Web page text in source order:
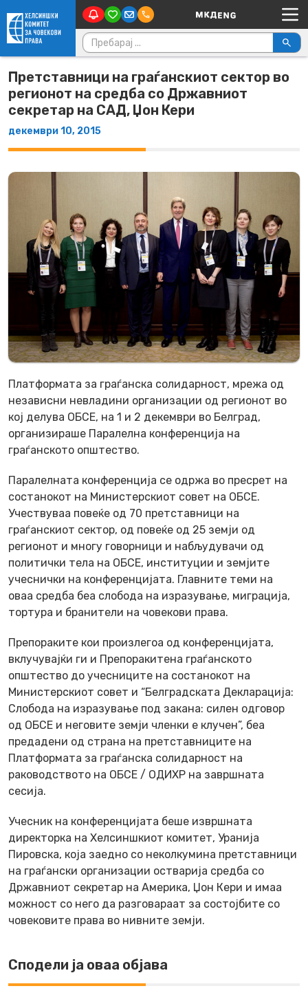
Skip to content Main Navigation
Пребарувај за:
Претставници на граѓанскиот сектор во
регионот на средба со Државниот
секретар на САД, Џон Кери
декември 10, 2015
Платформата за граѓанска солидарност, мрежа од
независни невладини организации од регионот во
кој делува ОБСЕ, на 1 и 2 декември во Белград,
организираше Паралелна конференција на
граѓанското општество.
Паралелната конференција се одржа во пресрет на
состанокот на Министерскиот совет на ОБСЕ.
Учествуваа повеќе од 70 претставници на
граѓанскиот сектор, од повеќе од 25 земји од
регионот и многу говорници и набљудувачи од
политички тела на ОБСЕ, институции и земјите
учеснички на конференцијата. Главните теми на
оваа средба беа слобода на изразување, миграција,
тортура и бранители на човекови права.
Препораките кои произлегоа од конференцијата,
вклучувајќи ги и Препоракитена граѓанското
општество до учесниците на состанокот на
Министерскиот совет и “Белградската Декларација:
Слобода на изразување под закана: силен одговор
од ОБСЕ и неговите земји членки е клучен”, беа
предадени од страна на претставниците на
Платформата за граѓанска солидарност на
раководството на ОБСЕ / ОДИХР на завршната
сесија.
Учесник на конференцијата беше извршната
директорка на Хелсиншкиот комитет, Уранија
Пировска, која заедно со неколкумина претставници
на граѓански организации остварија средба со
Државниот секретар на Америка, Џон Кери и имаа
можност со него да разговараат за состојбите со
човековите права во нивните земји.
Сподели ја оваа објава